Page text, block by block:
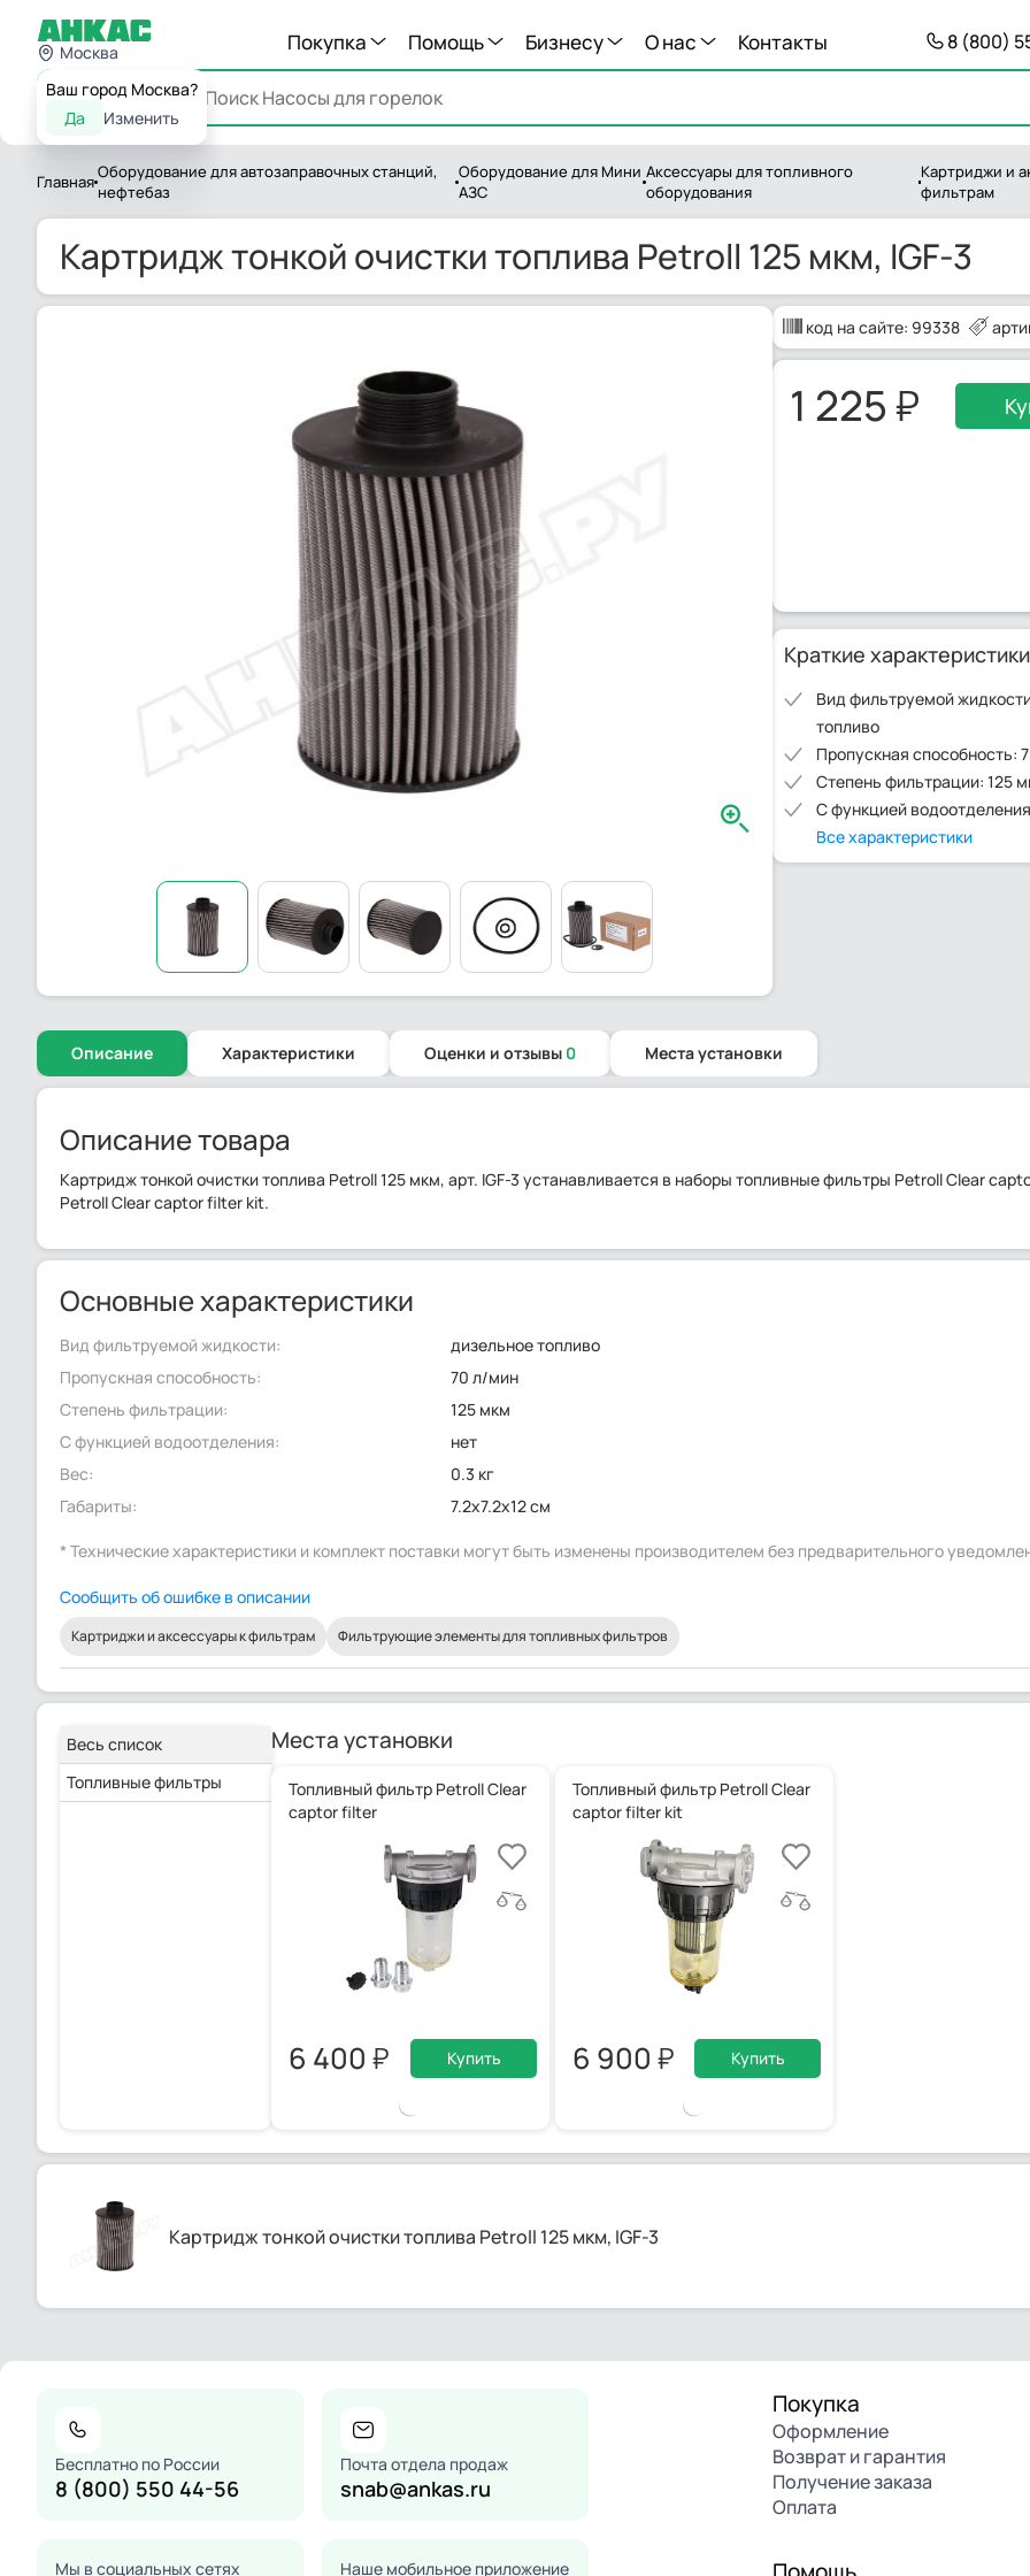
Москва
Ваш город Москва?
Да
Изменить
Покупка Помощь Бизнесу О нас Контакты 8 (800)
Каталог
ГлавнаяОборудование для автозаправочных станций,
нефтебаз
Оборудование для Мини
АЗС
Аксессуары для топливного
оборудования
Картриджи и
фильтрам
Картридж тонкой очистки топлива Petroll 125 мкм, IGF-3
код на сайте: 99338
1 225
Краткие характеристики
Вид фильтруемой
топливо
Пропускная способность:
Степень фильтрации: 125
С функцией
Все характеристики
Описание Характеристики Оценки и отзывы 0 Места установки
Описание товара
Картридж тонкой очистки топлива Petroll 125 мкм, арт. IGF-3 устанавливается в наборы топливные фильтры Petroll Clear
Petroll Clear captor filter kit.
Основные характеристики
Вид фильтруемой жидкости:
дизельное топливо
Пропускная способность:
70 л/мин
Степень фильтрации:
125 мкм
С функцией водоотделения:
нет
Вес:
0.3 кг
Габариты:
7.2x7.2x12 см
* Технические характеристики и комплект поставки могут быть изменены производителем без предварительного
Сообщить об ошибке в описании
Картриджи и аксессуары к фильтрам Фильтрующие элементы для топливных фильтров
Весь список
Топливные фильтры
Места установки
Топливный фильтр Petroll Clear
captor filter
6 400 Купить
Топливный фильтр Petroll Clear
captor filter kit
6 900 Купить
Картридж тонкой очистки топлива Petroll 125 мкм, IGF-3
Бесплатно по России
8 (800) 550 44-56
Почта отдела продаж
snab@ankas.ru
Мы в социальных сетях Наше мобильное приложение
Покупка
Оформление
Возврат и гарантия
Получение заказа
Оплата